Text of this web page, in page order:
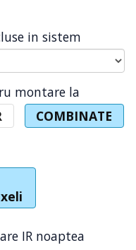
in sistem
montare la
COMBINATE
IR noaptea